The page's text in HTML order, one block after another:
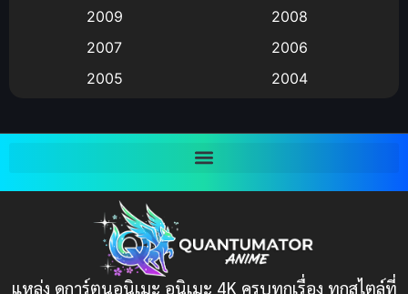
Big tits (นมใหญ่)
Bitch (ผู้หญิงร่าน)
Bondage (ทาส)(1)
(1)
2009
2008
2007
2006
2005
2004
2001
2000
1997
1993
1991
แหล่ง ดูการ์ตูนอนิเมะ อนิเมะ 4K ครบทุกเรื่อง ทุกสไตล์ที่